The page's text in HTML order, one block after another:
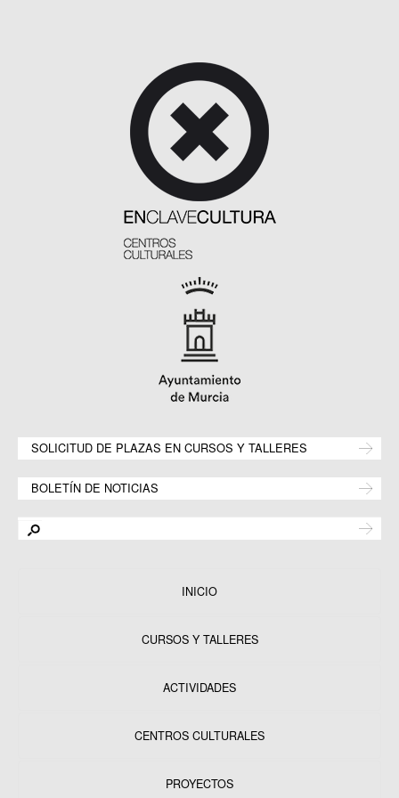
SOLICITUD DE PLAZAS EN CURSOS Y TALLERES
BOLETÍN DE NOTICIAS
INICIO
CURSOS Y TALLERES
ACTIVIDADES
CENTROS CULTURALES
PROYECTOS